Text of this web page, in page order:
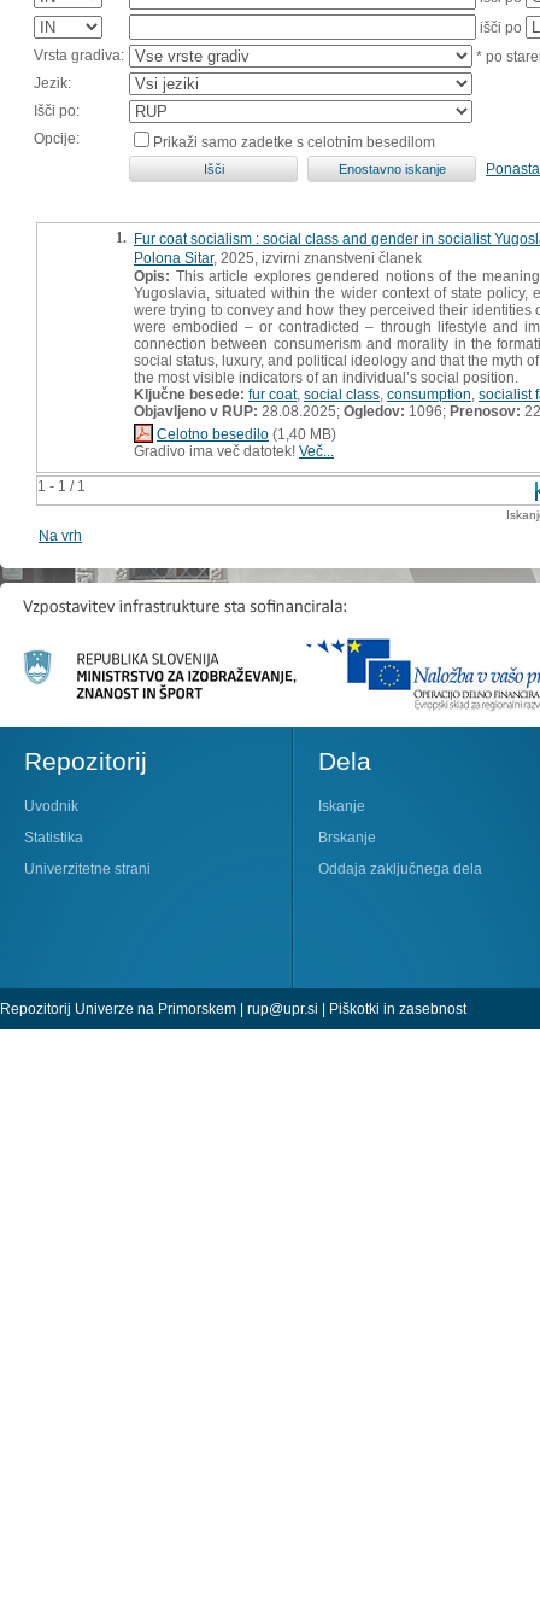
išči po
Vrsta gradiva:
* po
Jezik:
Išči po:
Opcije:
Prikaži samo zadetke s celotnim besedilom
1 - 1 / 1
1. Fur coat socialism : social class and gender in socialist
Polona Sitar, 2025, izvirni znanstveni članek
Opis: This article explores gendered notions of the
Yugoslavia, situated within the wider context of state
were trying to convey and how they perceived their
were embodied – or contradicted – through lifestyle and
connection between consumerism and morality in the
social status, luxury, and political ideology and that the myth
the most visible indicators of an individual’s social position.
Ključne besede: fur coat, social class consumption socialist
Objavljeno v RUP: 28.08.2025; Ogledov: 1096; Prenosov: 22
Celotno besedilo (1,40 MB)
Gradivo ima več datotek! Več...
Na vrh
Repozitorij
Uvodnik
Statistika
Univerzitetne strani
Dela
Iskanje
Brskanje
Oddaja zaključnega dela
Repozitorij Univerze na Primorskem | rup@upr.si | Piškotki in zasebnost